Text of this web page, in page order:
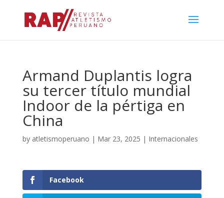
Armand Duplantis logra
su tercer título mundial
Indoor de la pértiga en
China
by atletismoperuano | Mar 23, 2025 | Internacionales
Facebook